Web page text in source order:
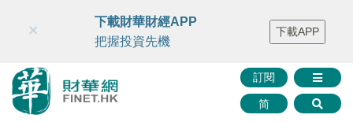
財華智庫網 FINTV FINMETA 財華證券 媒體矩陣
智庫沙龍
聯絡我們
訂閱
简
×
下載財華財經APP
把握投資先機
下載APP